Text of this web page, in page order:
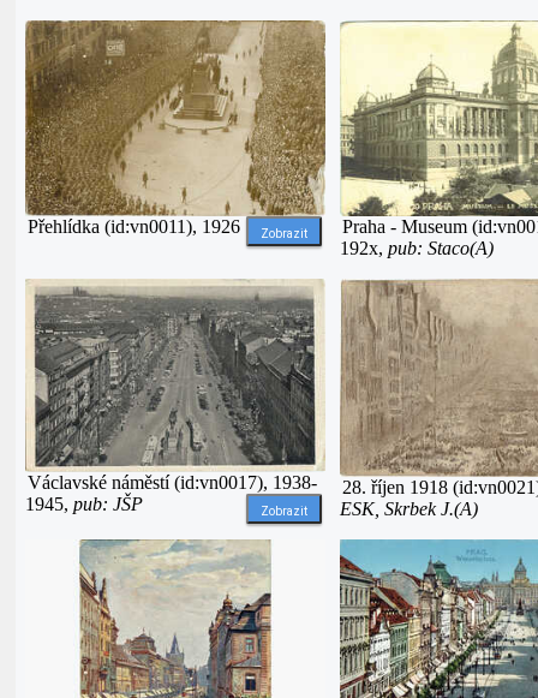
Přehlídka (id:vn0011), 1926 Zobrazit
Praha - Museum
192x, pub: Staco(A)
Václavské náměstí (id:vn0017), 1938-
1945, pub: JŠP Zobrazit
28. říjen 1918
ESK, Skrbek J.(A)